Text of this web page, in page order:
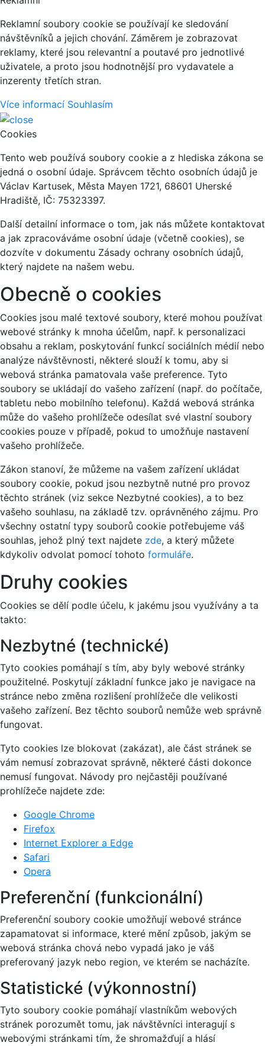
Reklamní soubory cookie se používají ke sledování
návštěvníků a jejich chování. Záměrem je zobrazovat
reklamy, které jsou relevantní a poutavé pro jednotlivé
uživatele, a proto jsou hodnotnější pro vydavatele a
inzerenty třetích stran.
Více informací Souhlasím
Cookies
Tento web používá soubory cookie a z hlediska zákona se
jedná o osobní údaje. Správcem těchto osobních údajů je
Václav Kartusek, Města Mayen 1721, 68601 Uherské
Hradiště, IČ: 75323397.
Další detailní informace o tom, jak nás můžete kontaktovat
a jak zpracováváme osobní údaje (včetně cookies), se
dozvíte v dokumentu Zásady ochrany osobních údajů,
který najdete na našem webu.
Obecně o cookies
Cookies jsou malé textové soubory, které mohou používat
webové stránky k mnoha účelům, např. k personalizaci
obsahu a reklam, poskytování funkcí sociálních médií nebo
analýze návštěvnosti, některé slouží k tomu, aby si
webová stránka pamatovala vaše preference. Tyto
soubory se ukládají do vašeho zařízení (např. do počítače,
tabletu nebo mobilního telefonu). Každá webová stránka
může do vašeho prohlížeče odesílat své vlastní soubory
cookies pouze v případě, pokud to umožňuje nastavení
vašeho prohlížeče.
Zákon stanoví, že můžeme na vašem zařízení ukládat
soubory cookie, pokud jsou nezbytně nutné pro provoz
těchto stránek (viz sekce Nezbytné cookies), a to bez
vašeho souhlasu, na základě tzv. oprávněného zájmu. Pro
všechny ostatní typy souborů cookie potřebujeme váš
souhlas, jehož plný text najdete zde, a který můžete
kdykoliv odvolat pomocí tohoto formuláře.
Druhy cookies
Cookies se dělí podle účelu, k jakému jsou využívány a ta
takto:
Nezbytné (technické)
Tyto cookies pomáhají s tím, aby byly webové stránky
použitelné. Poskytují základní funkce jako je navigace na
stránce nebo změna rozlišení prohlížeče dle velikosti
vašeho zařízení. Bez těchto souborů nemůže web správně
fungovat.
Tyto cookies lze blokovat (zakázat), ale část stránek se
vám nemusí zobrazovat správně, některé části dokonce
nemusí fungovat. Návody pro nejčastěji používané
prohlížeče najdete zde:
Google Chrome
Firefox
Internet Explorer a Edge
Safari
Opera
Preferenční (funkcionální)
Preferenční soubory cookie umožňují webové stránce
zapamatovat si informace, které mění způsob, jakým se
webová stránka chová nebo vypadá jako je váš
preferovaný jazyk nebo region, ve kterém se nacházíte.
Statistické (výkonnostní)
Tyto soubory cookie pomáhají vlastníkům webových
stránek porozumět tomu, jak návštěvníci interagují s
webovými stránkami tím, že shromažďují a hlásí